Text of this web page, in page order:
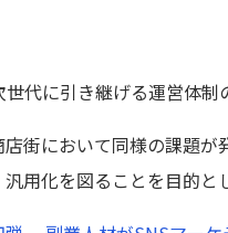
代に引き継げる運営体制
街において同様の課題
用化を図ることを目的と